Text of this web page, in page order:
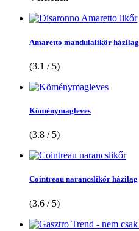
Amaretto mandulalikőr házilag
(3.1 / 5)
Köménymagleves
(3.8 / 5)
Cointreau narancslikőr házilag
(3.6 / 5)